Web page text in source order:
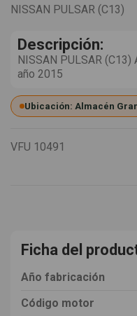
NISSAN PULSAR (C13)
Descripción:
NISSAN PULSAR (C13)
año 2015
Ubicación: Almacén
VFU 10491
Ficha del
Año fabricación
Código motor